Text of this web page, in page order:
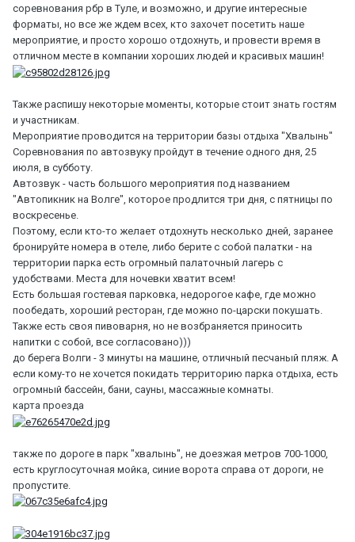
соревнования рбр в Туле, и возможно, и другие интересные
форматы, но все же ждем всех, кто захочет посетить наше
мероприятие, и просто хорошо отдохнуть, и провести время в
отличном месте в компании хороших людей и красивых машин!
Также распишу некоторые моменты, которые стоит знать гостям
и участникам.
Мероприятие проводится на территории базы отдыха "Хвалынь"
Соревнования по автозвуку пройдут в течение одного дня, 25
июля, в субботу.
Автозвук - часть большого мероприятия под названием
"Автопикник на Волге", которое продлится три дня, с пятницы по
воскресенье.
Поэтому, если кто-то желает отдохнуть несколько дней, заранее
бронируйте номера в отеле, либо берите с собой палатки - на
территории парка есть огромный палаточный лагерь с
удобствами. Места для ночевки хватит всем!
Есть большая гостевая парковка, недорогое кафе, где можно
пообедать, хороший ресторан, где можно по-царски покушать.
Также есть своя пивоварня, но не возбраняется приносить
напитки с собой, все согласовано)))
до берега Волги - 3 минуты на машине, отличный песчаный пляж. А
если кому-то не хочется покидать территорию парка отдыха, есть
огромный бассейн, бани, сауны, массажные комнаты.
карта проезда
также по дороге в парк "хвалынь", не доезжая метров 700-1000,
есть круглосуточная мойка, синие ворота справа от дороги, не
пропустите.